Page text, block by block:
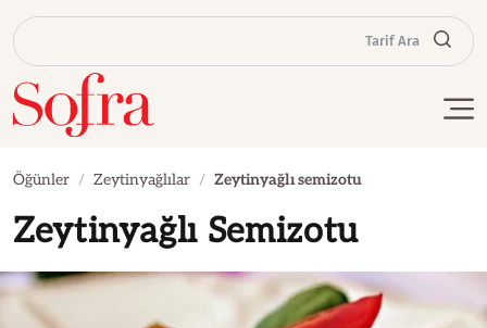
Tarif Ara
Öğünler Zeytinyağlılar Zeytinyağlı semizotu
Zeytinyağlı Semizotu